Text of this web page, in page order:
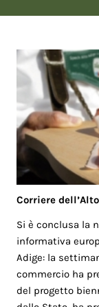
Corriere
Si è conclusa la
informativa
Adige: la
commercio ha
del progetto